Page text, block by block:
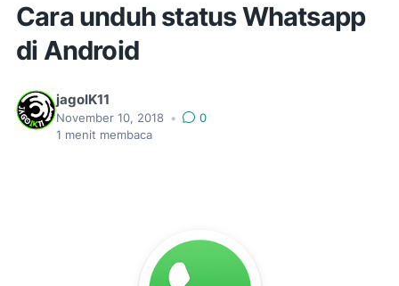
Cara unduh status Whatsapp
di Android
jagoIK11
November 10, 2018 •
0
1 menit membaca